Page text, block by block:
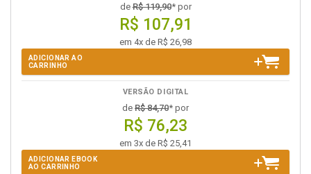
deR$ 119,90* por
R$ 107,91
em 4x de R$ 26,98
ADICIONAR AO
CARRINHO
VERSÃO DIGITAL
de R$ 84,70* por
R$ 76,23
em 3x de R$ 25,41
ADICIONAR EBOOK
AO CARRINHO